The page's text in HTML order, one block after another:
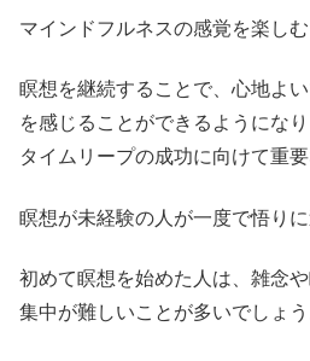
マインドフルネスの感覚を楽しむ
瞑想を継続することで、心地よ
を感じることができるようにな
タイムリープの成功に向けて重要
瞑想が未経験の人が一度で悟り
初めて瞑想を始めた人は、雑念
集中が難しいことが多いでしょう